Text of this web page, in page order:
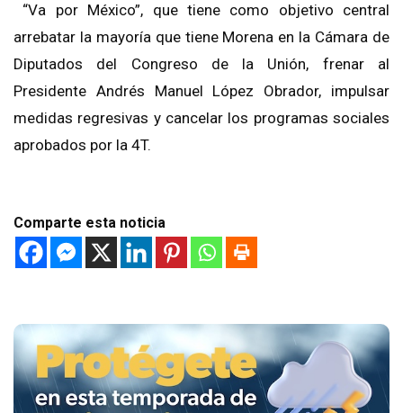
“Va por México”, que tiene como objetivo central
arrebatar la mayoría que tiene Morena en la Cámara de
Diputados del Congreso de la Unión, frenar al
Presidente Andrés Manuel López Obrador, impulsar
medidas regresivas y cancelar los programas sociales
aprobados por la 4T.
Comparte esta noticia